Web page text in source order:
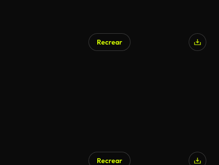
Recrear
Recrear